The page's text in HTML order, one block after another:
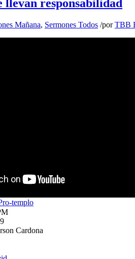
templo
llevan responsabilidad
Mañana, Sermones Todos /porTBB
Cardona